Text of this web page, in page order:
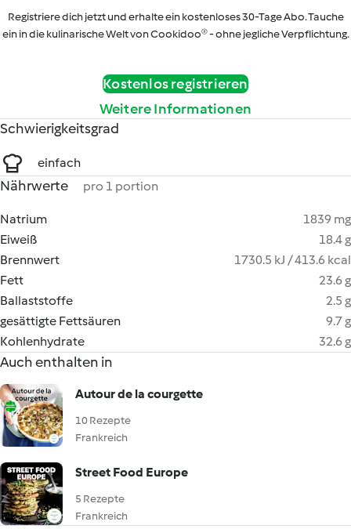
Registriere dich jetzt und erhalte ein kostenloses 30-Tage Abo. Tauche
ein in die kulinarische Welt von Cookidoo® - ohne jegliche Verpflichtung.
Kostenlos registrieren
Weitere Informationen
Schwierigkeitsgrad
einfach
Nährwerte pro 1 portion
Natrium
1839 mg
Eiweiß
18.4 g
Brennwert
1730.5 kJ / 413.6 kcal
Fett
23.6 g
Ballaststoffe
2.5 g
gesättigte Fettsäuren
9.7 g
Kohlenhydrate
32.6 g
Auch enthalten in
Autour de la courgette
10 Rezepte
Frankreich
Street Food Europe
5 Rezepte
Frankreich